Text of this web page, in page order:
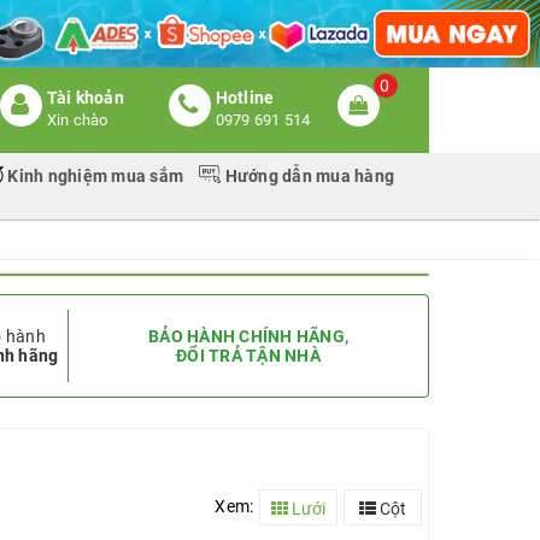
Tài khoản
Xin chào
Hotline
0979 691 514
0
Kinh nghiệm mua sắm Hướng dẫn mua hàng
hành
hãng
BẢO HÀNH CHÍNH HÃNG,
ĐỔI TRẢ TẬN NHÀ
Xem: Lưới Cột